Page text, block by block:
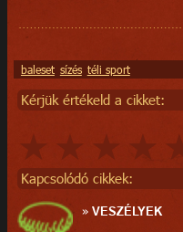
baleset sízés téli sport
Kérjük értékeld a cikket:
Kapcsolódó cikkek:
»VESZÉLYEK